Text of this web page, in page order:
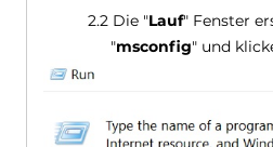
2.2 Die "Lauf" Fenster
"msconfig" und